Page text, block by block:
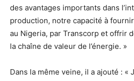
des avantages importants dans
production, notre capacité à fournir
au Nigeria, par Transcorp et offrir
la chaîne de valeur de l’énergie. »
Dans la même veine, il a ajouté : «